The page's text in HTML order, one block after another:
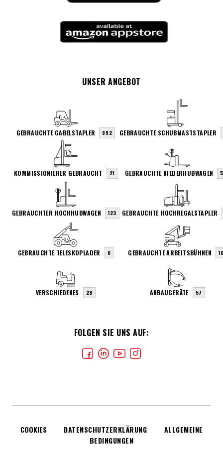
FOLGEN SIE UNS AUF:
UNSER ANGEBOT
GEBRAUCHTE GABELSTAPLER 992 GEBRAUCHTE SCHUBMASTSTAPLER
KOMMISSIONIERER GEBRAUCHT 21 GEBRAUCHTE NIEDERHUBWAGEN
GEBRAUCHTER HOCHHUBWAGEN 123 GEBRAUCHTE HOCHREGALSTAPLER
GEBRAUCHTE TELESKOPLADER 6 GEBRAUCHTE ARBEITSBÜHNEN
VERSCHIEDENES 28 ANBAUGERÄTE 57
COOKIES DATENSCHUTZERKLÄRUNG
ALLGEMEINE
BEDINGUNGEN